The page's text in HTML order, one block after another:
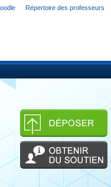
Répertoire des professeurs